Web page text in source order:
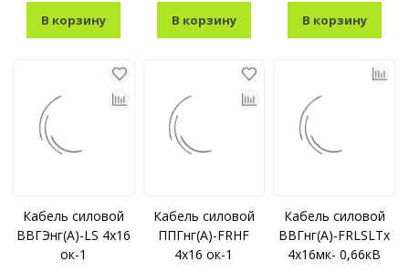
В корзину В корзину В корзину
Кабель силовой
ВВГЭнг(A)-LS 4x16
ок-1
Кабель силовой
ППГнг(A)-FRHF
4x16 ок-1
Кабель силовой
ВВГнг(А)-FRLSLTx
4x16мк- 0,66кВ